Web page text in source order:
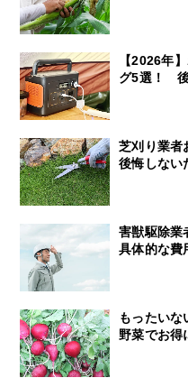
【2026年
グ5選！
芝刈り業
後悔しない
害獣駆除
具体的な費
もったいな
野菜でお得